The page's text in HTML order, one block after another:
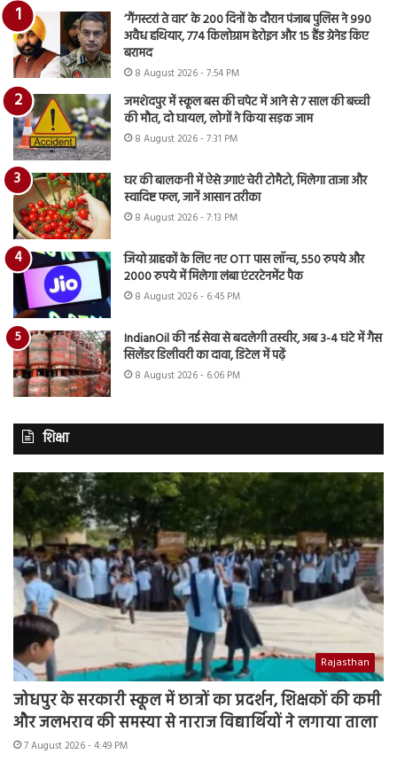
‘गैंगस्टरां ते वार’ के 200 दिनों के दौरान पंजाब पुलिस ने 990
अवैध हथियार, 774 किलोग्राम हेरोइन और 15 हैंड ग्रेनेड किए
बरामद
8 August 2026 - 7:54 PM
जमशेदपुर में स्कूल बस की चपेट में आने से 7 साल की बच्ची
की मौत, दो घायल, लोगों ने किया सड़क जाम
8 August 2026 - 7:31 PM
घर की बालकनी में ऐसे उगाएं चेरी टोमैटो, मिलेगा ताजा और
स्वादिष्ट फल, जानें आसान तरीका
8 August 2026 - 7:13 PM
जियो ग्राहकों के लिए नए OTT पास लॉन्च, 550 रुपये और
2000 रुपये में मिलेगा लंबा एंटरटेनमेंट पैक
8 August 2026 - 6:45 PM
IndianOil की नई सेवा से बदलेगी तस्वीर, अब 3-4 घंटे में गैस
सिलेंडर डिलीवरी का दावा, डिटेल में पढ़ें
8 August 2026 - 6:06 PM
शिक्षा
Rajasthan
जोधपुर के सरकारी स्कूल में छात्रों का प्रदर्शन, शिक्षकों की कमी
और जलभराव की समस्या से नाराज विद्यार्थियों ने लगाया ताला
7 August 2026 - 4:49 PM